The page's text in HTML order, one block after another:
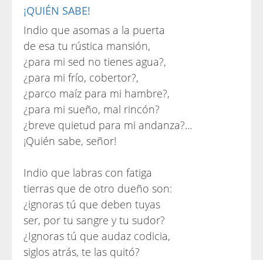
¡QUIÉN SABE!
Indio que asomas a la puerta
de esa tu rústica mansión,
¿para mi sed no tienes agua?,
¿para mi frío, cobertor?,
¿parco maíz para mi hambre?,
¿para mi sueño, mal rincón?
¿breve quietud para mi andanza?...
¡Quién sabe, señor!
Indio que labras con fatiga
tierras que de otro dueño son:
¿ignoras tú que deben tuyas
ser, por tu sangre y tu sudor?
¿Ignoras tú que audaz codicia,
siglos atrás, te las quitó?